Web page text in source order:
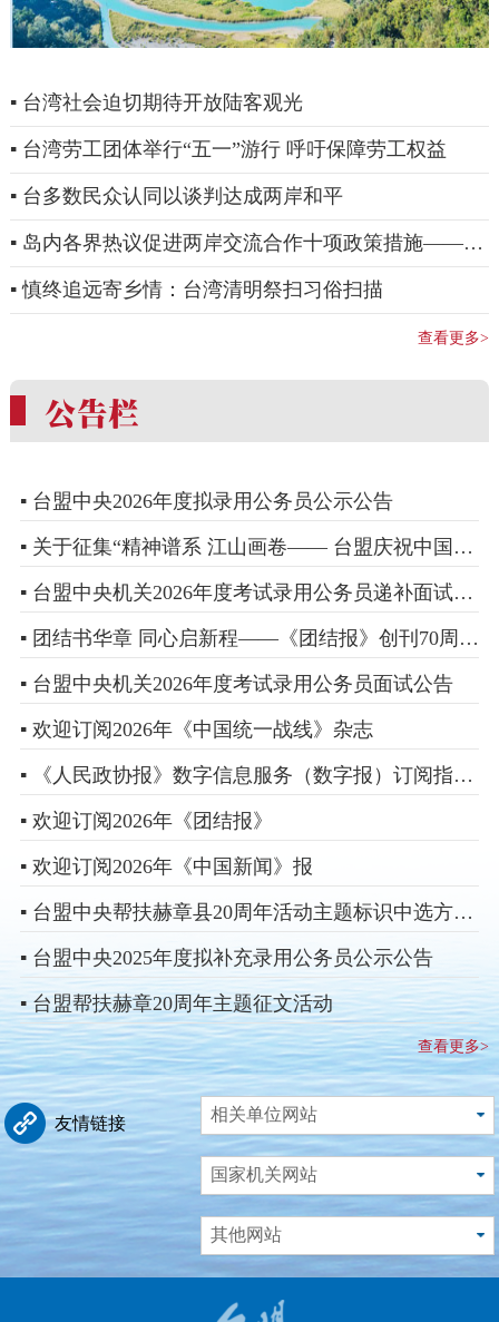
▪ 台湾社会迫切期待开放陆客观光
▪ 台湾劳工团体举行“五一”游行 呼吁保障劳工权益
▪ 台多数民众认同以谈判达成两岸和平
▪ 岛内各界热议促进两岸交流合作十项政策措施——充
分彰显大陆善意，期待利多尽快落地
▪ 慎终追远寄乡情：台湾清明祭扫习俗扫描
查看更多>
▪ 台盟中央2026年度拟录用公务员公示公告
▪ 关于征集“精神谱系 江山画卷—— 台盟庆祝中国共产党成立105周年书画精品展”参展作品的通知
▪ 台盟中央机关2026年度考试录用公务员递补面试人选公告
▪ 团结书华章 同心启新程——《团结报》创刊70周年征文启事
▪ 台盟中央机关2026年度考试录用公务员面试公告
▪ 欢迎订阅2026年《中国统一战线》杂志
▪ 《人民政协报》数字信息服务（数字报）订阅指南来啦！
▪ 欢迎订阅2026年《团结报》
▪ 欢迎订阅2026年《中国新闻》报
▪ 台盟中央帮扶赫章县20周年活动主题标识中选方案揭晓
▪ 台盟中央2025年度拟补充录用公务员公示公告
▪ 台盟帮扶赫章20周年主题征文活动
查看更多>
友情链接 相关单位网站
国家机关网站
其他网站